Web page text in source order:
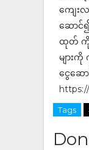
ကျေးလ
ဆောင်
ထုတ် ကိုဗ
များ
ငွေဆေ
Tags